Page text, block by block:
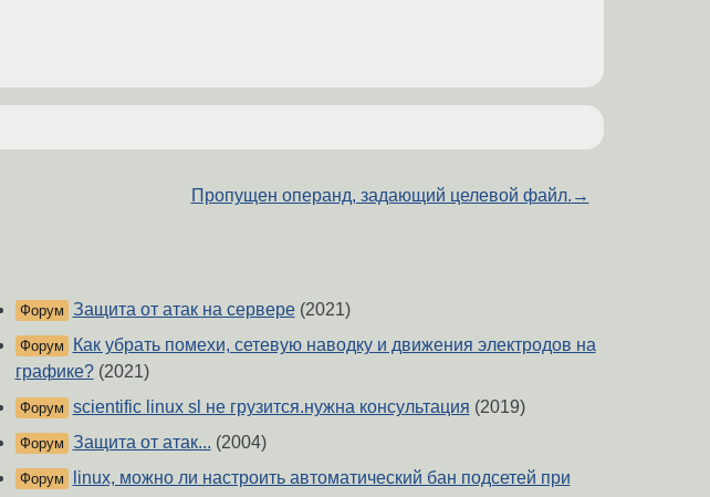
Пропущен операнд, задающий целевой файл. →
Форум Защита от атак на сервере(2021)
Форум
Как убрать помехи, сетевую наводку и движения электродов на
графике?(2021)
Форум scientific linux sl не грузится.нужна консультация (2019)
Форум Защита от атак... (2004)
Форум
linux, можно ли настроить автоматический бан подсетей при